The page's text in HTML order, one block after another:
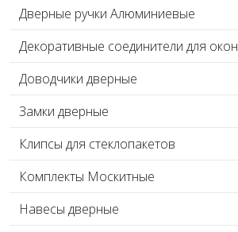
Дверные ручки Алюминиевые
Декоративные соединители для окон
Доводчики дверные
Замки дверные
Клипсы для стеклопакетов
Комплекты Москитные
Навесы дверные